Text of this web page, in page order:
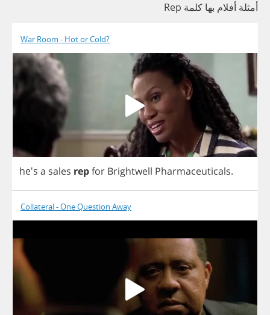
أمثلة أفلام بها كلمة Rep
War Room - Hot or Cold?
he's a sales repfor Brightwell Pharmaceuticals.
Collateral - One Question Away